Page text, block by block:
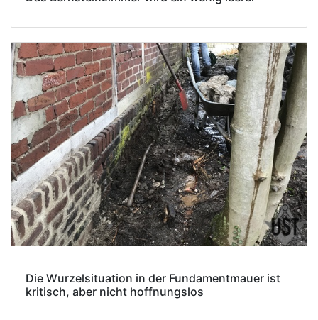
Die Wurzelsituation in der Fundamentmauer ist
kritisch, aber nicht hoffnungslos